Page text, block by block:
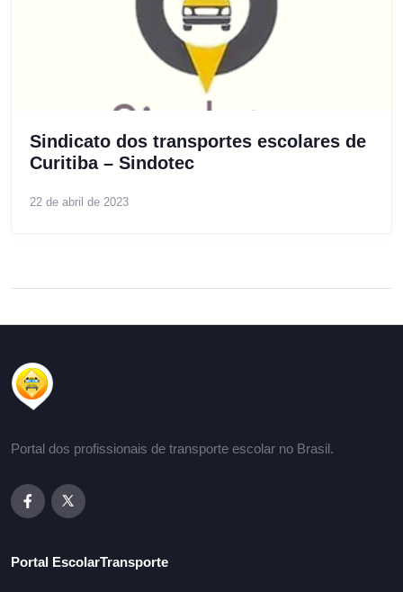
Sindicato dos transportes escolares de
Curitiba – Sindotec
22 de abril de 2023
Portal dos profissionais de transporte escolar no Brasil.
Portal EscolarTransporte